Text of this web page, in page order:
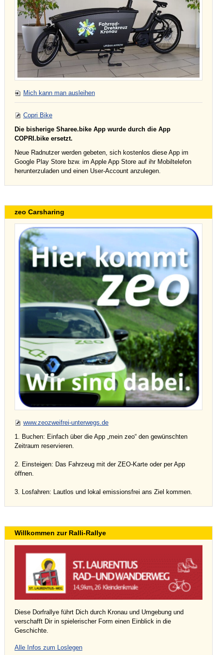
Mich kann man ausleihen
Copri Bike
Die bisherige Sharee.bike App wurde durch die App
COPRI.bike ersetzt.
Neue Radnutzer werden gebeten, sich kostenlos diese App im
Google Play Store bzw. im Apple App Store auf ihr Mobiltelefon
herunterzuladen und einen User-Account anzulegen.
zeo Carsharing
www.zeozweifrei-unterwegs.de
1. Buchen: Einfach über die App „mein zeo“ den gewünschten
Zeitraum reservieren.
2. Einsteigen: Das Fahrzeug mit der ZEO-Karte oder per App
öffnen.
3. Losfahren: Lautlos und lokal emissionsfrei ans Ziel kommen.
Willkommen zur Ralli-Rallye
Diese Dorfrallye führt Dich durch Kronau und Umgebung und
verschafft Dir in spielerischer Form einen Einblick in die
Geschichte.
Alle Infos zum Loslegen